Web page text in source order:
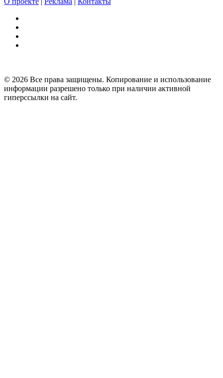
© 2026 Все права защищены. Копирование и использование
информации разрешено только при наличии активной
гиперссылки на сайт.